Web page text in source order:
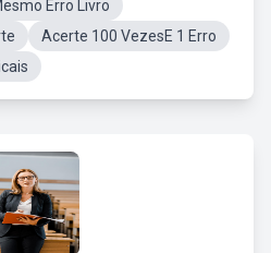
Erro Livro
Acerte 100 VezesE 1 Erro